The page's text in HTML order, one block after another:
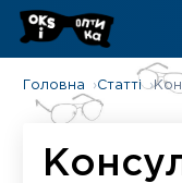
Головна Статті